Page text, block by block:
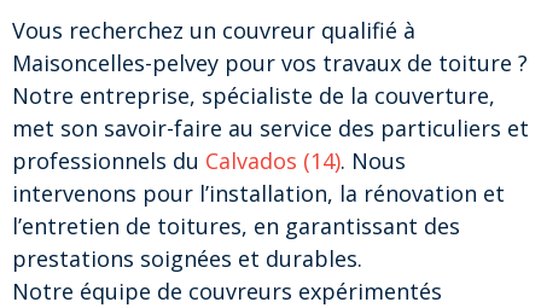
Vous recherchez un couvreur qualifié à
Maisoncelles-pelvey pour vos travaux de toiture ?
Notre entreprise, spécialiste de la couverture,
met son savoir-faire au service des particuliers et
professionnels du Calvados (14). Nous
intervenons pour l’installation, la rénovation et
l’entretien de toitures, en garantissant des
prestations soignées et durables.
Notre équipe de couvreurs expérimentés